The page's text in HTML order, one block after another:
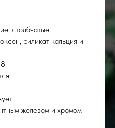
столбчатые
силикат кальция и
железом и хромом